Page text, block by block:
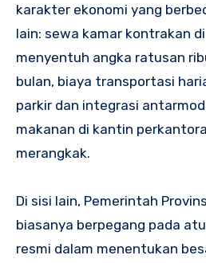
karakter ekonomi yang
lain: sewa kamar kontrakan
menyentuh angka ratusan
bulan, biaya transportasi
parkir dan integrasi
makanan di kantin
merangkak.
Di sisi lain, Pemerintah
biasanya berpegang pada
resmi dalam menentukan